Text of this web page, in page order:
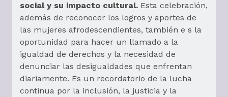
social y su impacto cultural. Esta celebración,
además de reconocer los logros y aportes de
las mujeres afrodescendientes, también e s la
oportunidad para hacer un llamado a la
igualdad de derechos y la necesidad de
denunciar las desigualdades que enfrentan
diariamente. Es un recordatorio de la lucha
continua por la inclusión, la justicia y la